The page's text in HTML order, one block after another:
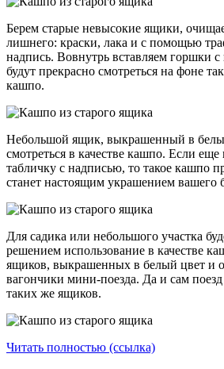
Берем старые невысокие ящики,
лишнего: краски, лака и с помощью
надпись. Вовнутрь вставляем горшки
будут прекрасно смотреться на фоне
кашпо.
Небольшой ящик, выкрашенный в
смотреться в качестве кашпо. Если
табличку с надписью, то такое кашпо
станет настоящим украшением вашего
Для садика или небольшого участка
решением использование в качестве
ящиков, выкрашенных в белый цвет и
вагончики мини-поезда. Да и сам
таких же ящиков.
Читать полностью (ссылка)